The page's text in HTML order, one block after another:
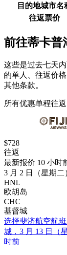
目的地城市名
往返票价
前往蒂卡普
这些是过去七天
的单人、往返价
其他条款。
所有优惠单程往返
$728
往返
最新报价 10 小时
3 月 2 日（星期二
HNL
欧胡岛
CHC
基督城
选择斐济航空航
城，3 月 13 日（
时前